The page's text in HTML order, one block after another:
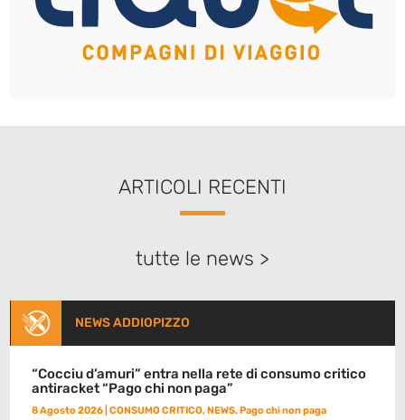
ARTICOLI RECENTI
tutte le news >
NEWS ADDIOPIZZO
“Cocciu d’amuri” entra nella rete di consumo critico
antiracket “Pago chi non paga”
8 Agosto 2026 |CONSUMO CRITICO,NEWS,Pago chi non paga